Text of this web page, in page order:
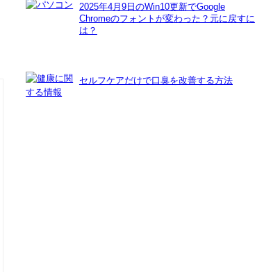
2025年4月9日のWin10更新でGoogle
Chromeのフォントが変わった？元に戻すに
は？
セルフケアだけで口臭を改善する方法